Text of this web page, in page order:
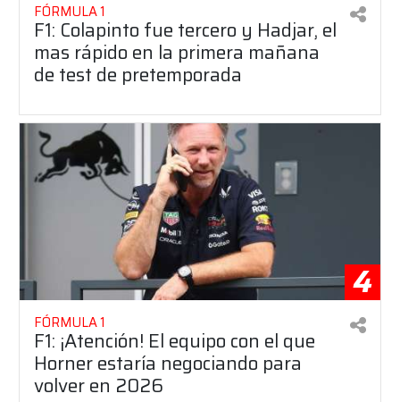
FÓRMULA 1
F1: Colapinto fue tercero y Hadjar, el
mas rápido en la primera mañana
de test de pretemporada
4
FÓRMULA 1
F1: ¡Atención! El equipo con el que
Horner estaría negociando para
volver en 2026